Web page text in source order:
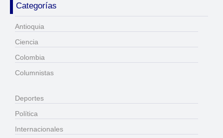
Categorías
Antioquia
Ciencia
Colombia
Columnistas
Deportes
Política
Internacionales